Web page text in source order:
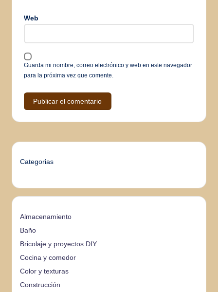
Web
Guarda mi nombre, correo electrónico y web en este navegador
para la próxima vez que comente.
Categorias
Almacenamiento
Baño
Bricolaje y proyectos DIY
Cocina y comedor
Color y texturas
Construcción